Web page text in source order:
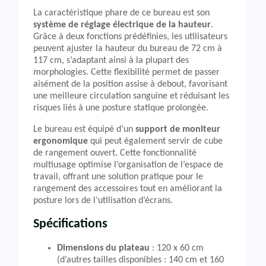
La caractéristique phare de ce bureau est son
système de réglage électrique de la hauteur.
Grâce à deux fonctions prédéfinies, les utilisateurs
peuvent ajuster la hauteur du bureau de 72 cm à
117 cm, s’adaptant ainsi à la plupart des
morphologies. Cette flexibilité permet de passer
aisément de la position assise à debout, favorisant
une meilleure circulation sanguine et réduisant les
risques liés à une posture statique prolongée.
Le bureau est équipé d’un support de moniteur
ergonomique qui peut également servir de cube
de rangement ouvert. Cette fonctionnalité
multiusage optimise l’organisation de l’espace de
travail, offrant une solution pratique pour le
rangement des accessoires tout en améliorant la
posture lors de l’utilisation d’écrans.
Spécifications
Dimensions du plateau : 120 x 60 cm
(d’autres tailles disponibles : 140 cm et 160